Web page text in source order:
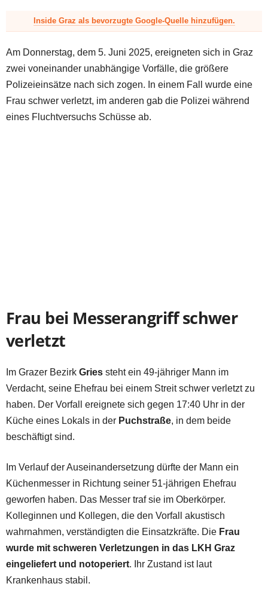
Inside Graz als bevorzugte Google-Quelle hinzufügen.
Am Donnerstag, dem 5. Juni 2025, ereigneten sich in Graz
zwei voneinander unabhängige Vorfälle, die größere
Polizeieinsätze nach sich zogen. In einem Fall wurde eine
Frau schwer verletzt, im anderen gab die Polizei während
eines Fluchtversuchs Schüsse ab.
Frau bei Messerangriff schwer
verletzt
Im Grazer Bezirk Gries steht ein 49-jähriger Mann im
Verdacht, seine Ehefrau bei einem Streit schwer verletzt zu
haben. Der Vorfall ereignete sich gegen 17:40 Uhr in der
Küche eines Lokals in der Puchstraße, in dem beide
beschäftigt sind.
Im Verlauf der Auseinandersetzung dürfte der Mann ein
Küchenmesser in Richtung seiner 51-jährigen Ehefrau
geworfen haben. Das Messer traf sie im Oberkörper.
Kolleginnen und Kollegen, die den Vorfall akustisch
wahrnahmen, verständigten die Einsatzkräfte. Die Frau
wurde mit schweren Verletzungen in das LKH Graz
eingeliefert und notoperiert. Ihr Zustand ist laut
Krankenhaus stabil.